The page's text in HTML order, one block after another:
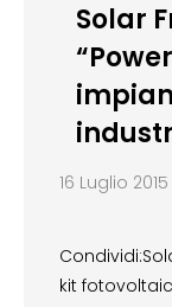
Solar
16 Luglio 2015
kit